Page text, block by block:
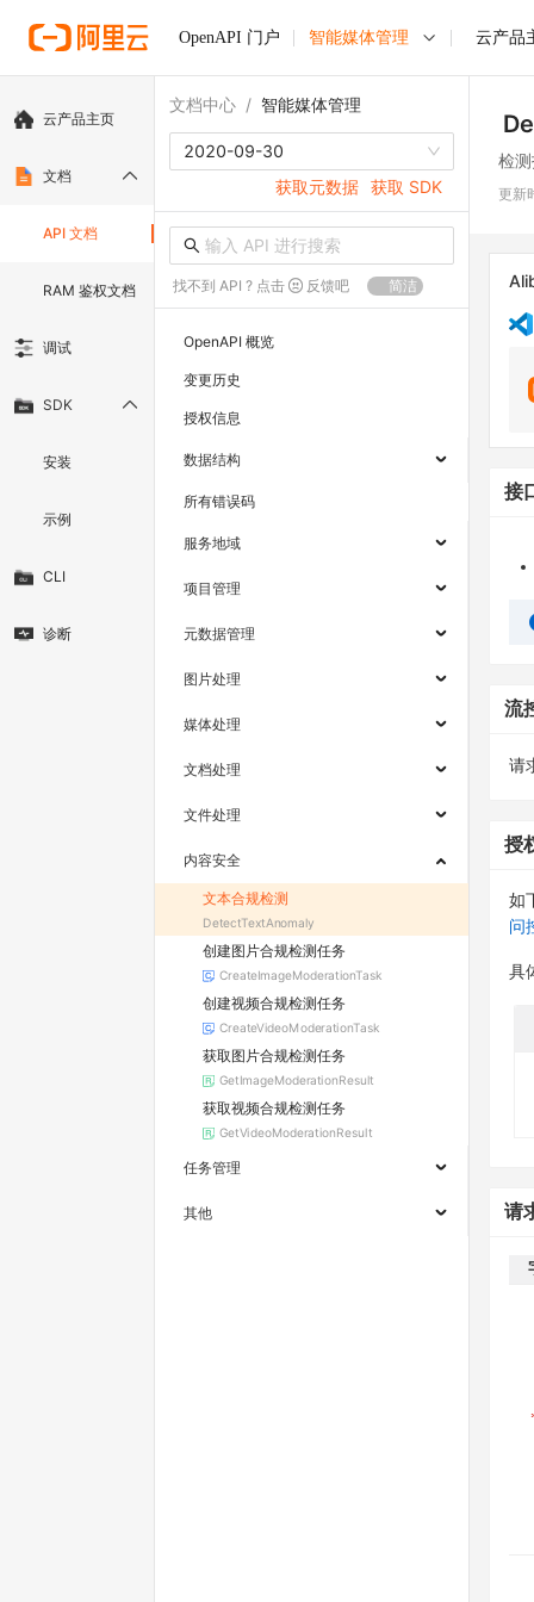
OpenAPI 门户 智能媒体管理 云产品
云产品主页
文档
API 文档
RAM 鉴权文档
调试
SDK
安装
示例
CLI
诊断
文档中心 / 智能媒体管理
2020-09-30
获取元数据 获取 SDK
找不到 API ? 点击 反馈吧 简洁
OpenAPI 概览
变更历史
授权信息
数据结构
所有错误码
服务地域
项目管理
元数据管理
图片处理
媒体处理
文档处理
文件处理
内容安全
文本合规检测
DetectTextAnomaly
创建图片合规检测任务
CreateImageModerationTask
创建视频合规检测任务
CreateVideoModerationTask
获取图片合规检测任务
GetImageModerationResult
获取视频合规检测任务
GetVideoModerationResult
任务管理
其他
检
更新
接
流
请
授
如
问
具
请